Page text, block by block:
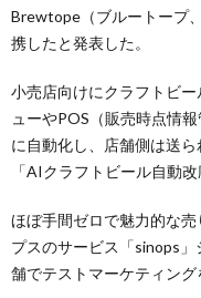
Brewtope（ブルートープ
携したと発表した。
小売店向けにクラフトビ
ューやPOS（販売時点情
に自動化し、店舗側は送
「AIクラフトビール自動
ほぼ手間ゼロで魅力的な
プスのサービス「sinops
舗でテストマーケティング